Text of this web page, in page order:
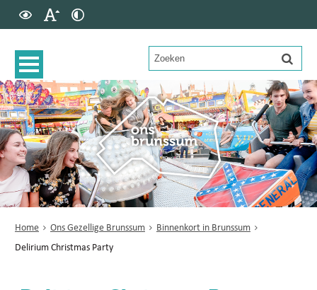
Home Ons Gezellige Brunssum
Binnenkort in Brunssum
Delirium Christmas Party